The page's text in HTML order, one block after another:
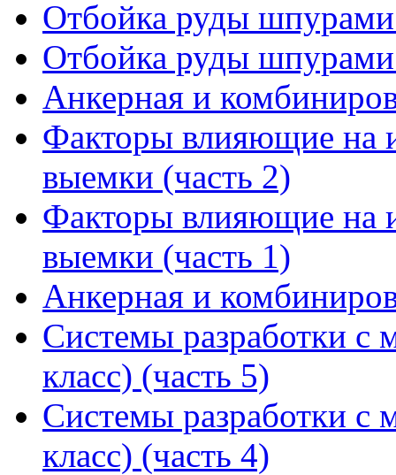
Отбойка руды
Отбойка руды
Анкерная и
Факторы влияющие на
выемки (часть 2)
Факторы влияющие на
выемки (часть 1)
Анкерная и
Системы разработки с
класс) (часть 5)
Системы разработки с
класс) (часть 4)